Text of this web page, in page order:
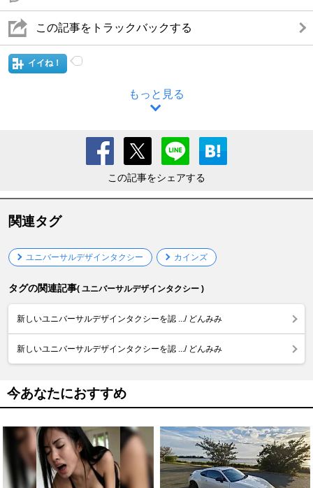
この記事をトラックバックする
イイね！
もっと見る
この記事をシェアする
関連タグ
ユニバーサルデザインタクシー カインズ
タグの関連記事( ユニバーサルデザインタクシー )
新しいユニバーサルデザインタクシーを認 .../ どんみみ
新しいユニバーサルデザインタクシーを認 .../ どんみみ
今あなたにおすすめ